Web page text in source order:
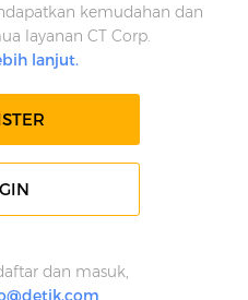
kemudahan dan
layanan CT Corp.
lanjut.
dan masuk,